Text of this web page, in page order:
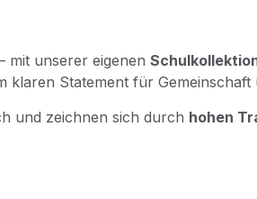
mit unse­rer eige­nen
kla­ren State­ment für Gemein­schaft
und zeich­nen sich durch hohen